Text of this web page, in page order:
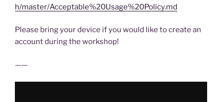
h/master/Acceptable%20Usage%20Policy.md
Please bring your device if you would like to create an
account during the workshop!
——